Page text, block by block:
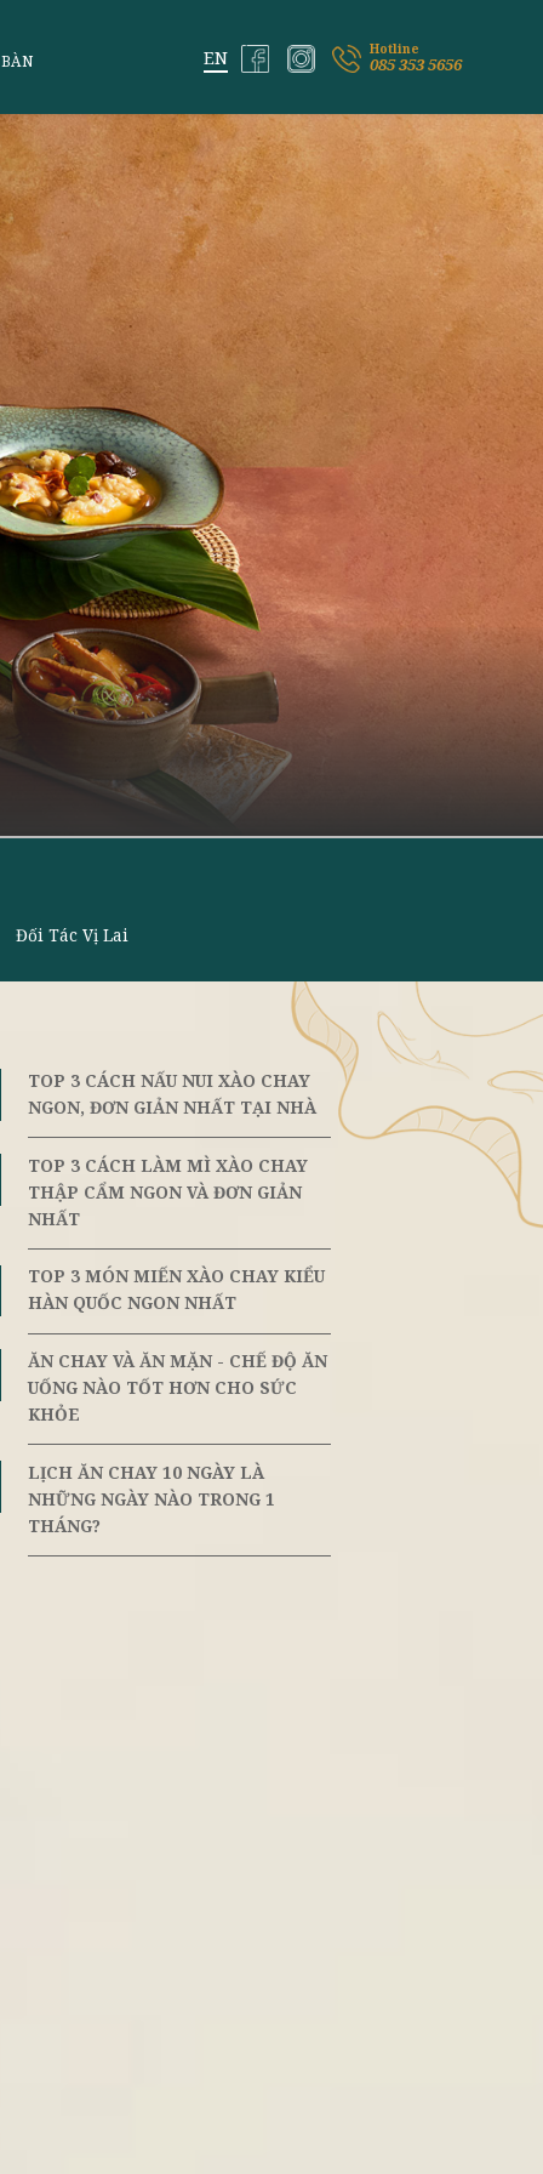
VỊ LAI ĐẶT BÀN
mại Đối Tác Vị Lai
ĂN
nhiều
mạch,
chế độ ăn
Cùng
8th
June
TOP 3 CÁCH NẤU NUI XÀO
NGON, ĐƠN GIẢN NHẤT TẠI
8th
June
TOP 3 CÁCH LÀM MÌ XÀO
THẬP CẨM NGON VÀ ĐƠN
8th
TOP 3 MÓN MIẾN XÀO CHAY